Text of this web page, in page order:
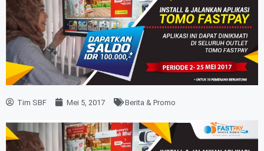
Tim SBF Mei 5, 2017 Berita & Promo